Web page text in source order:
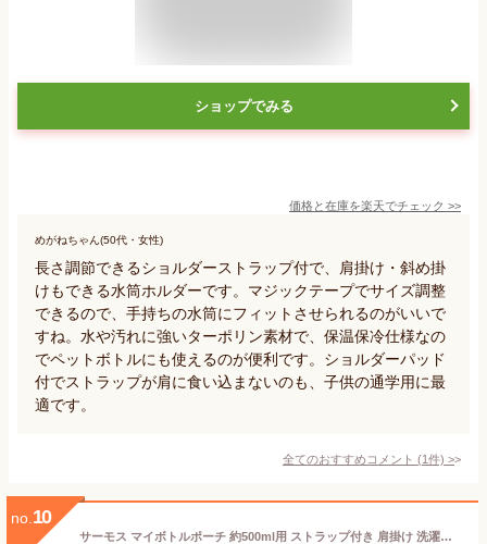
ショップでみる
価格と在庫を楽天でチェック >>
めがねちゃん(50代・女性)
長さ調節できるショルダーストラップ付で、肩掛け・斜め掛
けもできる水筒ホルダーです。マジックテープでサイズ調整
できるので、手持ちの水筒にフィットさせられるのがいいで
すね。水や汚れに強いターポリン素材で、保温保冷仕様なの
でペットボトルにも使えるのが便利です。ショルダーパッド
付でストラップが肩に食い込まないのも、子供の通学用に最
適です。
全てのおすすめコメント (1件) >
no. 10
サーモス マイボトルポーチ 約500ml用 ストラップ付き 肩掛け 洗濯機使用可 お名前スペース付き 水筒カバー ブラック APOｰ500 BK